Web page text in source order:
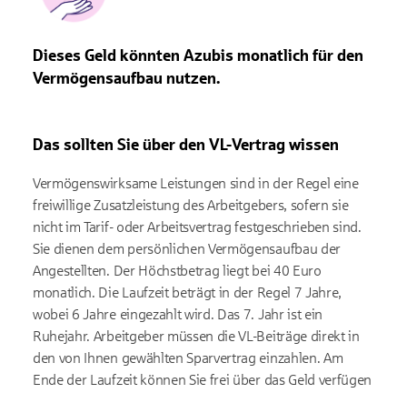
Dieses Geld könnten Azubis monatlich für den
Vermögensaufbau nutzen.
Das sollten Sie über den VL-Vertrag wissen
Vermögenswirksame Leistungen sind in der Regel eine
freiwillige Zusatzleistung des Arbeitgebers, sofern sie
nicht im Tarif- oder Arbeitsvertrag festgeschrieben sind.
Sie dienen dem persönlichen Vermögensaufbau der
Angestellten. Der Höchstbetrag liegt bei 40 Euro
monatlich. Die Laufzeit beträgt in der Regel 7 Jahre,
wobei 6 Jahre eingezahlt wird. Das 7. Jahr ist ein
Ruhejahr. Arbeitgeber müssen die VL-Beiträge direkt in
den von Ihnen gewählten Sparvertrag einzahlen. Am
Ende der Laufzeit können Sie frei über das Geld verfügen